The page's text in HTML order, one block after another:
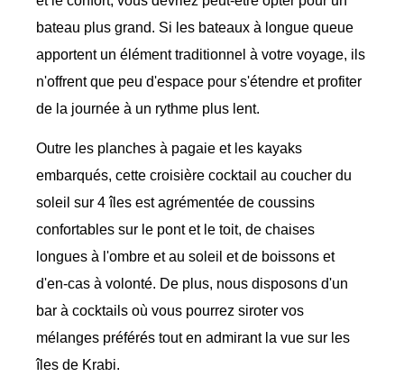
bateau plus grand. Si les bateaux à longue queue
apportent un élément traditionnel à votre voyage, ils
n'offrent que peu d'espace pour s'étendre et profiter
de la journée à un rythme plus lent.
Outre les planches à pagaie et les kayaks
embarqués, cette croisière cocktail au coucher du
soleil sur 4 îles est agrémentée de coussins
confortables sur le pont et le toit, de chaises
longues à l'ombre et au soleil et de boissons et
d'en-cas à volonté. De plus, nous disposons d'un
bar à cocktails où vous pourrez siroter vos
mélanges préférés tout en admirant la vue sur les
îles de Krabi.